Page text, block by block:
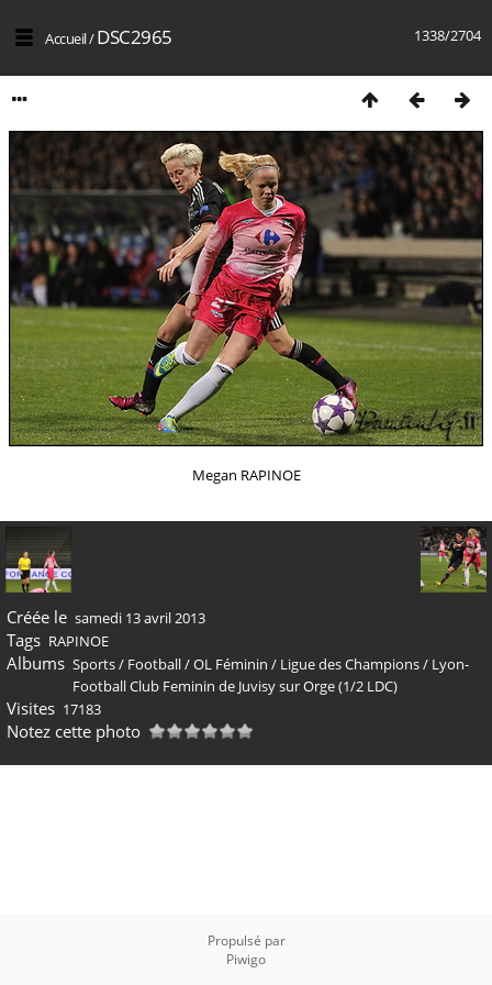
1338/2704
Accueil/DSC2965
Megan RAPINOE
Créée le samedi 13 avril 2013
Tags RAPINOE
Albums Sports/ Football/OL Féminin / Ligue des Champions/ Lyon-
Football Club Feminin de Juvisy sur Orge (1/2 LDC)
Visites 17183
Notez cette photo
Propulsé par
Piwigo